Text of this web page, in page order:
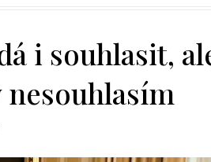
i souhlasit,